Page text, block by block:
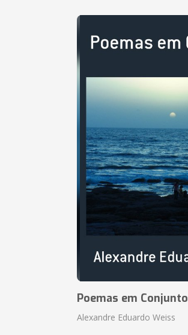
Poemas em Conjunto
Alexandre Eduardo Weiss